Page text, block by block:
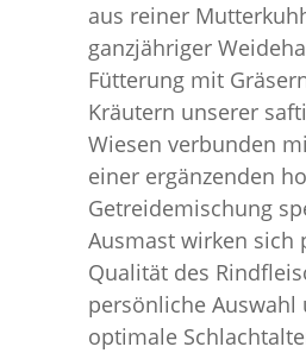
aus reiner
ganzjähriger
Fütterung mit
Kräutern unserer
Wiesen verbunden
einer ergänzenden
Getreidemischung
Ausmast wirken sich
Qualität des
persönliche Auswahl
optimale